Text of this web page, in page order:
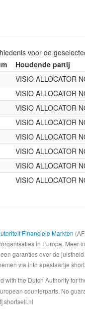
voor de
Houdende partij
VISIO ALLOCATOR
VISIO ALLOCATOR
VISIO ALLOCATOR
VISIO ALLOCATOR
VISIO ALLOCATOR
VISIO ALLOCATOR
VISIO ALLOCATOR
VISIO ALLOCATOR
Financiele Markten
in Europa.
garanties over de
via info apestaartje
with the Dutch Authority for
counterparts. No
shortsell.nl